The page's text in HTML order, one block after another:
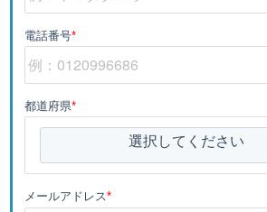
電話番号*
都道府県*
選択してください
メールアドレス*